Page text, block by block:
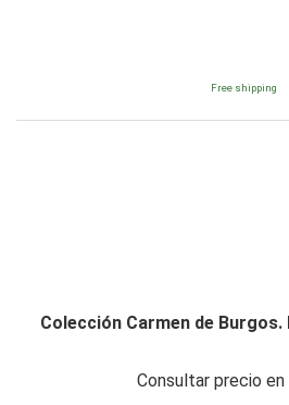
Free shipping
Colección Carmen de
Consultar precio en